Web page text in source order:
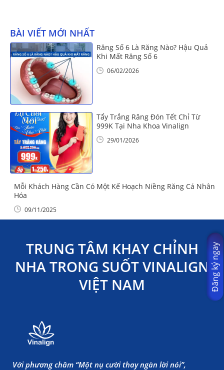
BÀI VIẾT MỚI NHẤT
Răng Số 6 Là Răng Nào? Hậu Quả
Khi Mất Răng Số 6
06/02/2026
Tẩy Trắng Răng Đón Tết Chỉ Từ
999K Tại Nha Khoa Vinalign
29/01/2026
Mỗi Khách Hàng Cần Có Một Kế Hoạch Niềng Răng Cá Nhân
Hóa
09/11/2025
TRUNG TÂM KHAY CHỈNH
NHA TRONG SUỐT VINALIGN
VIỆT NAM
Với phương châm “Một nụ cười thay ngàn lời nói”,
Đăng ký ngay